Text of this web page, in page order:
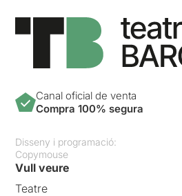
Canal oficial de venta
Compra 100% segura
Disseny i programació:
Copymouse
Vull veure
Teatre